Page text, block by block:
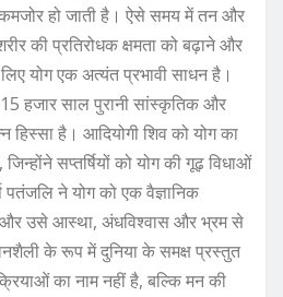
कमजोर हो जाती है। ऐसे समय में तन और
की प्रतिरोधक क्षमता को बढ़ाने और
योग एक अत्यंत प्रभावी साधन है।
हजार साल पुरानी सांस्कृतिक और
हिस्सा है। आदियोगी शिव को योग का
जिन्होंने सप्तर्षियों को योग की गूढ़ विधाओं
पतंजलि ने योग को एक वैज्ञानिक
और उसे आस्था, अंधविश्वास और भ्रम से
के रूप में दुनिया के समक्ष प्रस्तुत
का नाम नहीं है, बल्कि मन की